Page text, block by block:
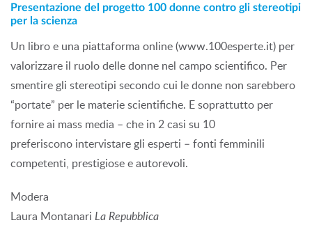
Presentazione del progetto 100 donne contro gli stereotipi
per la scienza
Un libro e una piattaforma online (www.100esperte.it) per
valorizzare il ruolo delle donne nel campo scientifico. Per
smentire gli stereotipi secondo cui le donne non sarebbero
“portate” per le materie scientifiche. E soprattutto per
fornire ai mass media – che in 2 casi su 10
preferiscono intervistare gli esperti – fonti femminili
competenti, prestigiose e autorevoli.
Modera
Laura Montanari La Repubblica